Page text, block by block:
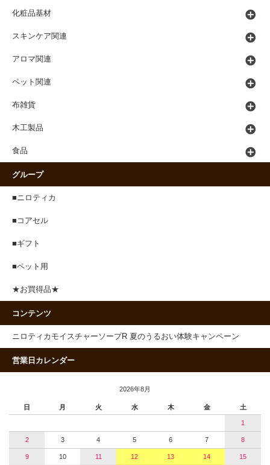
化粧品基材
スキンケア関連
アロマ関連
ペット関連
布雑貨
木工製品
食品
グループ
■ニロティカ
■コアセル
■ギフト
■ペット用
★お買得品★
コンテンツ
ニロティカモイスチャーソープR 夏のうるおい体験キャンペーン
営業日カレンダー
2026年8月
日 月 火 水 木 金 土
1
2 3 4 5 6 7 8
9 10 11 12 13 14 15